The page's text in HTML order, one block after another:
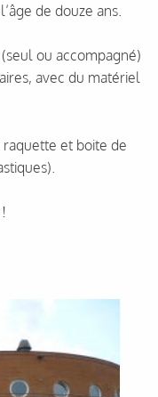
de douze ans.
ou accompagné)
avec du matériel
et boite de